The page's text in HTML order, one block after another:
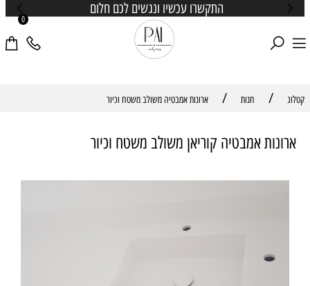
התקשרו עכשיו ונגשים לכם חלום
0
קטלוג / חנות / ארונות אמבטיה משולב משטח וכיור
ארונות אמבטיה קוריאן משולב משטח וכיור